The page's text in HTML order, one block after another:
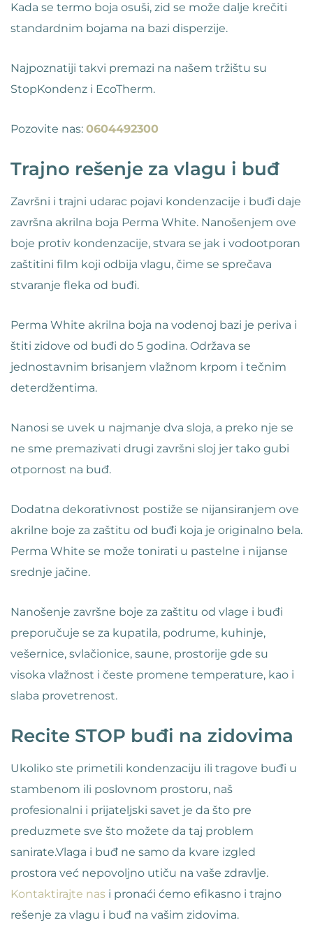
Kada se termo boja osuši, zid se može dalje krečiti
standardnim bojama na bazi disperzije.
Najpoznatiji takvi premazi na našem tržištu su
StopKondenz i EcoTherm.
Pozovite nas: 0604492300
Trajno rešenje za vlagu i buđ
Završni i trajni udarac pojavi kondenzacije i buđi daje
završna akrilna boja Perma White. Nanošenjem ove
boje protiv kondenzacije, stvara se jak i vodootporan
zaštitini film koji odbija vlagu, čime se sprečava
stvaranje fleka od buđi.
Perma White akrilna boja na vodenoj bazi je periva i
štiti zidove od buđi do 5 godina. Održava se
jednostavnim brisanjem vlažnom krpom i tečnim
deterdžentima.
Nanosi se uvek u najmanje dva sloja, a preko nje se
ne sme premazivati drugi završni sloj jer tako gubi
otpornost na buđ.
Dodatna dekorativnost postiže se nijansiranjem ove
akrilne boje za zaštitu od buđi koja je originalno bela.
Perma White se može tonirati u pastelne i nijanse
srednje jačine.
Nanošenje završne boje za zaštitu od vlage i buđi
preporučuje se za kupatila, podrume, kuhinje,
vešernice, svlačionice, saune, prostorije gde su
visoka vlažnost i česte promene temperature, kao i
slaba provetrenost.
Recite STOP buđi na zidovima
Ukoliko ste primetili kondenzaciju ili tragove buđi u
stambenom ili poslovnom prostoru, naš
profesionalni i prijateljski savet je da što pre
preduzmete sve što možete da taj problem
sanirate.Vlaga i buđ ne samo da kvare izgled
prostora već nepovoljno utiču na vaše zdravlje.
Kontaktirajte nas i pronaći ćemo efikasno i trajno
rešenje za vlagu i buđ na vašim zidovima.